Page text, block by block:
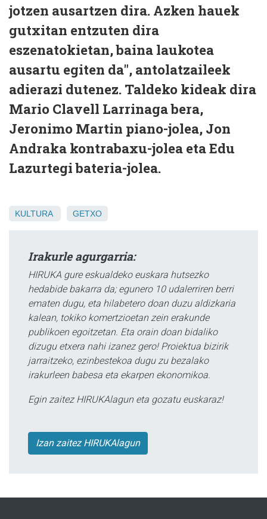
jotzen ausartzen dira. Azken hauek
gutxitan entzuten dira
eszenatokietan, baina laukotea
ausartu egiten da", antolatzaileek
adierazi dutenez. Taldeko kideak dira
Mario Clavell Larrinaga bera,
Jeronimo Martin piano-jolea, Jon
Andraka kontrabaxu-jolea eta Edu
Lazurtegi bateria-jolea.
KULTURA GETXO
Irakurle agurgarria:
HIRUKA gure eskualdeko euskara hutsezko
hedabide bakarra da; egunero 10 udalerriren berri
ematen dugu, eta hilabetero doan duzu aldizkaria
kalean, tokiko komertzioetan zein erakunde
publikoen egoitzetan. Eta orain doan bidaliko
dizugu etxera nahi izanez gero! Proiektua bizirik
jarraitzeko, ezinbestekoa dugu zu bezalako
irakurleen babesa eta ekarpen ekonomikoa.
Egin zaitez HIRUKAlagun eta gozatu euskaraz!
Izan zaitez HIRUKAlagun